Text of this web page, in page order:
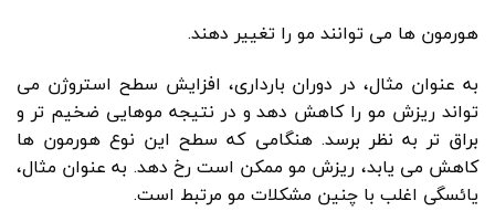
هورمون ها می توانند مو را تغییر دهند.
به عنوان مثال، در دوران بارداری، افزایش سطح استروژن می
تواند ریزش مو را کاهش دهد و در نتیجه موهایی ضخیم تر و
براق تر به نظر برسد. هنگامی که سطح این نوع هورمون ها
کاهش می یابد، ریزش مو ممکن است رخ دهد. به عنوان مثال،
یائسگی اغلب با چنین مشکلات مو مرتبط است.